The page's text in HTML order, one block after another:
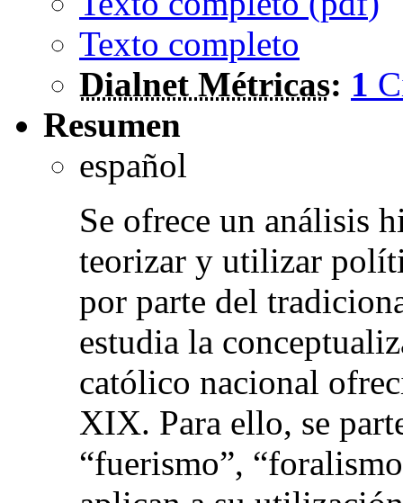
Texto completo
Dialnet Métricas: 1
Resumen
español
Se ofrece un análisis
teorizar y utilizar
por parte del
estudia la
católico nacional
XIX. Para ello, se
“fuerismo”,